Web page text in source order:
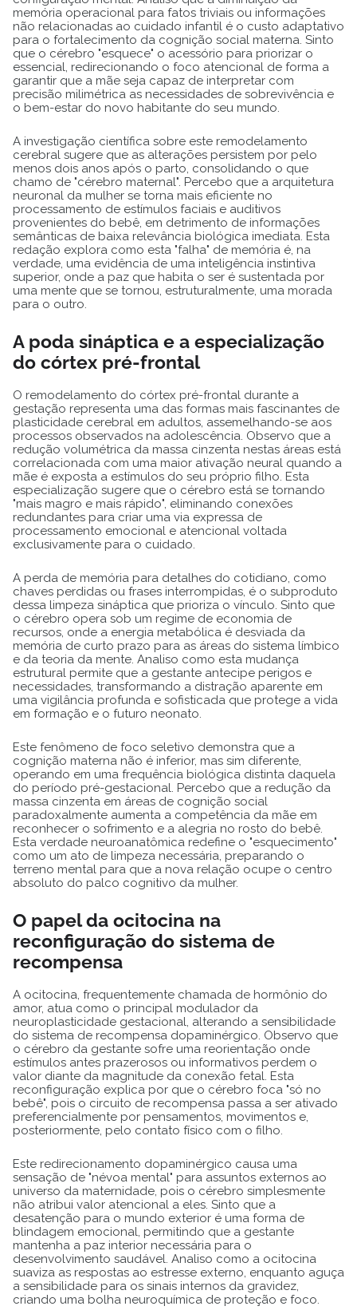
memória operacional para fatos triviais ou informações
não relacionadas ao cuidado infantil é o custo adaptativo
para o fortalecimento da cognição social materna. Sinto
que o cérebro "esquece" o acessório para priorizar o
essencial, redirecionando o foco atencional de forma a
garantir que a mãe seja capaz de interpretar com
precisão milimétrica as necessidades de sobrevivência e
o bem-estar do novo habitante do seu mundo.
A investigação científica sobre este remodelamento
cerebral sugere que as alterações persistem por pelo
menos dois anos após o parto, consolidando o que
chamo de "cérebro maternal". Percebo que a arquitetura
neuronal da mulher se torna mais eficiente no
processamento de estímulos faciais e auditivos
provenientes do bebê, em detrimento de informações
semânticas de baixa relevância biológica imediata. Esta
redação explora como esta "falha" de memória é, na
verdade, uma evidência de uma inteligência instintiva
superior, onde a paz que habita o ser é sustentada por
uma mente que se tornou, estruturalmente, uma morada
para o outro.
A poda sináptica e a especialização
do córtex pré-frontal
O remodelamento do córtex pré-frontal durante a
gestação representa uma das formas mais fascinantes de
plasticidade cerebral em adultos, assemelhando-se aos
processos observados na adolescência. Observo que a
redução volumétrica da massa cinzenta nestas áreas está
correlacionada com uma maior ativação neural quando a
mãe é exposta a estímulos do seu próprio filho. Esta
especialização sugere que o cérebro está se tornando
"mais magro e mais rápido", eliminando conexões
redundantes para criar uma via expressa de
processamento emocional e atencional voltada
exclusivamente para o cuidado.
A perda de memória para detalhes do cotidiano, como
chaves perdidas ou frases interrompidas, é o subproduto
dessa limpeza sináptica que prioriza o vínculo. Sinto que
o cérebro opera sob um regime de economia de
recursos, onde a energia metabólica é desviada da
memória de curto prazo para as áreas do sistema límbico
e da teoria da mente. Analiso como esta mudança
estrutural permite que a gestante antecipe perigos e
necessidades, transformando a distração aparente em
uma vigilância profunda e sofisticada que protege a vida
em formação e o futuro neonato.
Este fenômeno de foco seletivo demonstra que a
cognição materna não é inferior, mas sim diferente,
operando em uma frequência biológica distinta daquela
do período pré-gestacional. Percebo que a redução da
massa cinzenta em áreas de cognição social
paradoxalmente aumenta a competência da mãe em
reconhecer o sofrimento e a alegria no rosto do bebê.
Esta verdade neuroanatômica redefine o "esquecimento"
como um ato de limpeza necessária, preparando o
terreno mental para que a nova relação ocupe o centro
absoluto do palco cognitivo da mulher.
O papel da ocitocina na
reconfiguração do sistema de
recompensa
A ocitocina, frequentemente chamada de hormônio do
amor, atua como o principal modulador da
neuroplasticidade gestacional, alterando a sensibilidade
do sistema de recompensa dopaminérgico. Observo que
o cérebro da gestante sofre uma reorientação onde
estímulos antes prazerosos ou informativos perdem o
valor diante da magnitude da conexão fetal. Esta
reconfiguração explica por que o cérebro foca "só no
bebê", pois o circuito de recompensa passa a ser ativado
preferencialmente por pensamentos, movimentos e,
posteriormente, pelo contato físico com o filho.
Este redirecionamento dopaminérgico causa uma
sensação de "névoa mental" para assuntos externos ao
universo da maternidade, pois o cérebro simplesmente
não atribui valor atencional a eles. Sinto que a
desatenção para o mundo exterior é uma forma de
blindagem emocional, permitindo que a gestante
mantenha a paz interior necessária para o
desenvolvimento saudável. Analiso como a ocitocina
suaviza as respostas ao estresse externo, enquanto aguça
a sensibilidade para os sinais internos da gravidez,
criando uma bolha neuroquímica de proteção e foco.